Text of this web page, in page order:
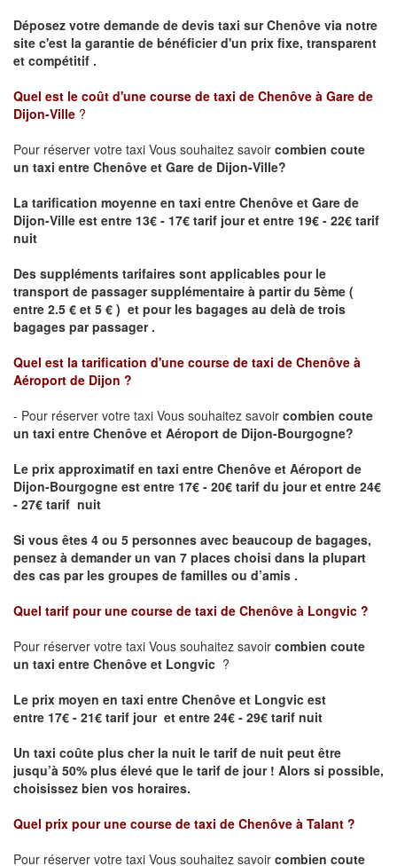
Déposez votre demande de devis taxi surChenôve via notre
site c'est la garantie de bénéficier d'un prix fixe, transparent
et compétitif .
Quel est le coût d'une course de taxi de Chenôve à Gare de
Dijon-Ville ?
Pour réserver votre taxi Vous souhaitez savoir combien coute
un taxi entre Chenôve et Gare de Dijon-Ville?
La tarification moyenne en taxi entre Chenôve et Gare de
Dijon-Ville est entre 13€ - 17€ tarif jour et entre 19€ - 22€ tarif
nuit
Des suppléments tarifaires sont applicables pour le
transport de passager supplémentaire à partir du 5ème (
entre 2.5 € et 5 € ) et pour les bagages au delà de trois
bagages par passager .
Quel est la tarification d'une course de taxi de Chenôve à
Aéroport de Dijon ?
- Pour réserver votre taxi Vous souhaitez savoir combien coute
un taxi entre Chenôve et Aéroport de Dijon-Bourgogne?
Le prix approximatif en taxi entre Chenôve et Aéroport de
Dijon-Bourgogne est entre 17€ - 20€ tarif du jour et entre 24€
- 27€ tarif nuit
Si vous êtes 4 ou 5 personnes avec beaucoup de bagages,
pensez à demander un van 7 places choisi dans la plupart
des cas par les groupes de familles ou d’amis .
Quel tarif pour une course de taxi de Chenôve à Longvic ?
Pour réserver votre taxi Vous souhaitez savoir combien coute
un taxi entre Chenôve et Longvic ?
Le prix moyen en taxi entre Chenôve et Longvic est
entre 17€ - 21€ tarif jour et entre 24€ - 29€ tarif nuit
Un taxi coûte plus cher la nuit le tarif de nuit peut être
jusqu’à 50% plus élevé que le tarif de jour ! Alors si possible,
choisissez bien vos horaires.
Quel prix pour une course de taxi de Chenôve à Talant ?
Pour réserver votre taxi Vous souhaitez savoir combien coute